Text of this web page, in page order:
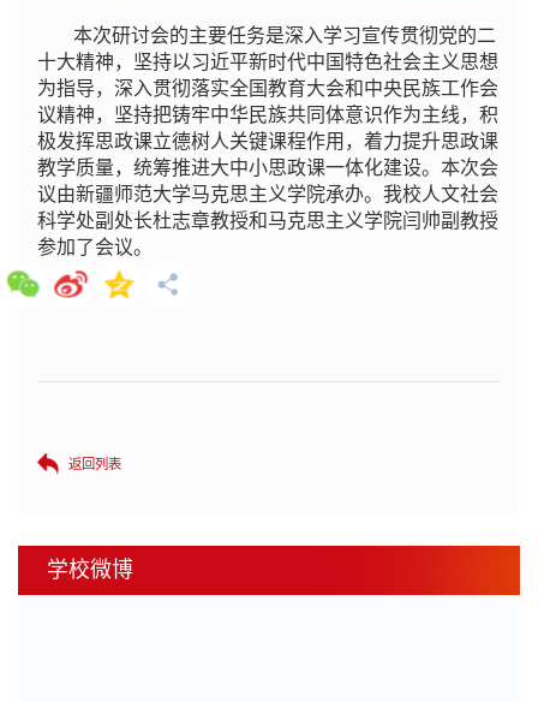
本次研讨会的主要任务是深入学习宣传贯彻党的二
十大精神，坚持以习近平新时代中国特色社会主义思想
为指导，深入贯彻落实全国教育大会和中央民族工作会
议精神，坚持把铸牢中华民族共同体意识作为主线，积
极发挥思政课立德树人关键课程作用，着力提升思政课
教学质量，统筹推进大中小思政课一体化建设。本次会
议由新疆师范大学马克思主义学院承办。我校人文社会
科学处副处长杜志章教授和马克思主义学院闫帅副教授
参加了会议。
返回列表
学校微博